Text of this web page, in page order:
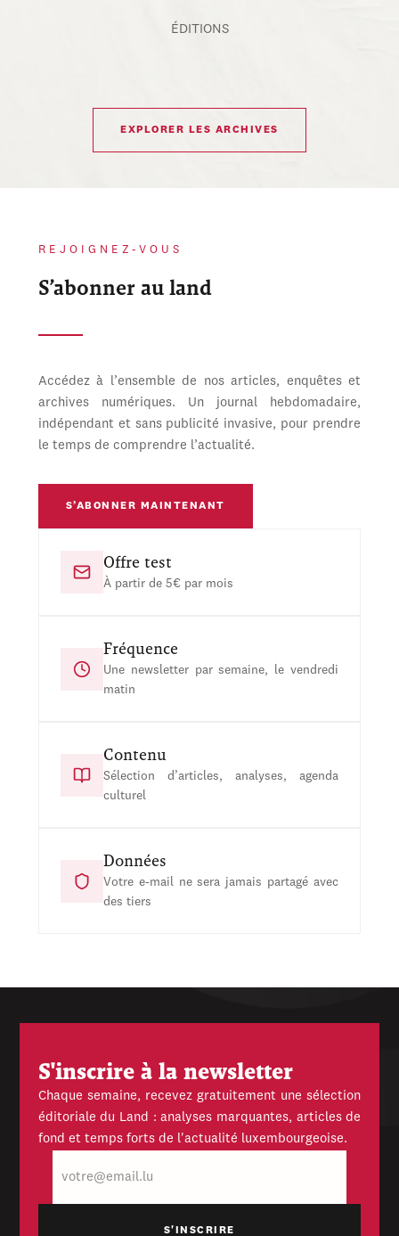
ÉDITIONS
EXPLORER LES ARCHIVES
REJOIGNEZ-VOUS
S’abonner au land
Accédez à l’ensemble de nos articles, enquêtes et
archives numériques. Un journal hebdomadaire,
indépendant et sans publicité invasive, pour prendre
le temps de comprendre l’actualité.
S’ABONNER MAINTENANT
Offre test
À partir de 5€ par mois
Fréquence
Une newsletter par semaine, le vendredi
matin
Contenu
Sélection d’articles, analyses, agenda
culturel
Données
Votre e-mail ne sera jamais partagé avec
des tiers
S'inscrire à la newsletter
Chaque semaine, recevez gratuitement une sélection
éditoriale du Land : analyses marquantes, articles de
fond et temps forts de l'actualité luxembourgeoise.
mail